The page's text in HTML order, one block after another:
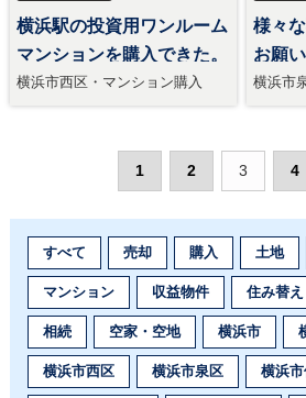
横浜駅の投資用ワンルーム
マンションを購入できた。
横浜市西区・マンション購入
様々
お願
横浜市
1 2 3 4
すべて 売却 購入 土地
マンション 収益物件 住み替え
相続 空家・空地 横浜市
横浜市西区 横浜市泉区 横浜